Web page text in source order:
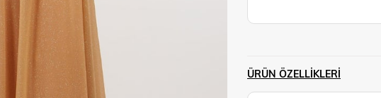
ÜRÜN ÖZELLIKLERI